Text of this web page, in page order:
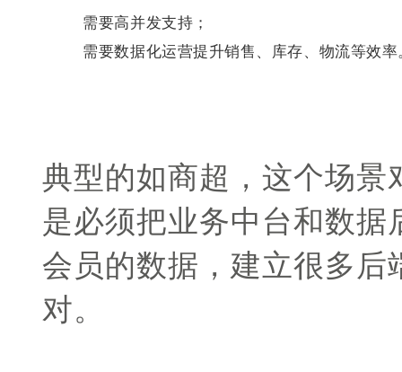
需要高并发支持；
需要数据化运营提升销售、库存、物流等效率
典型的如商超，这个场
是必须把业务中台和数
会员的数据，建立很多
对。